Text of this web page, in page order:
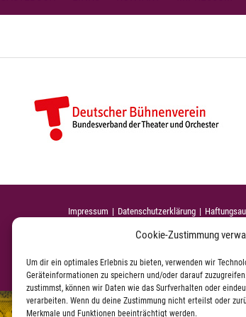
Cookie-Zustimmung
Um dir ein optimales Erlebnis zu bieten, verwenden wir
Geräteinformationen zu speichern und/oder darauf
zustimmst, können wir Daten wie das Surfverhalten oder
verarbeiten. Wenn du deine Zustimmung nicht erteilst oder
Merkmale und Funktionen beeinträchtigt werden.
Impressum Datenschutzerklärung |